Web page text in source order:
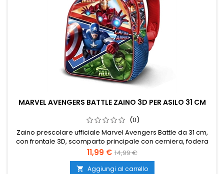
MARVEL AVENGERS BATTLE ZAINO 3D PER ASILO 31 CM
(0)
Zaino prescolare ufficiale Marvel Avengers Battle da 31 cm,
con frontale 3D, scomparto principale con cerniera, fodera
interna e due tasche laterali in rete. Ideale per l’asilo e il
tempo libero.
Prezzo
11,99 € Prezzo
base
14,99 €
 Aggiungi al carrello